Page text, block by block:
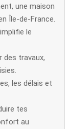
une maison
Île-de-France.
le
des travaux,
les délais et
tes
au